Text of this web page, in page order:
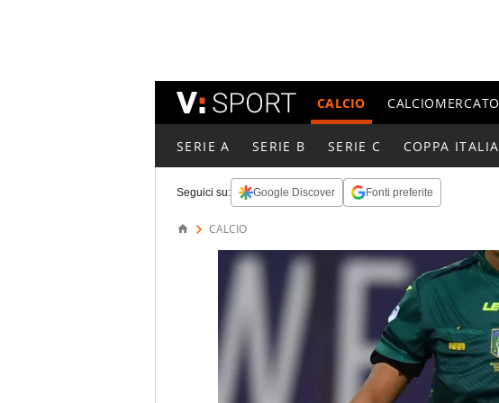
CALCIO CALCIOMERCATO
SERIE A SERIE B SERIE C COPPA ITALIA
Seguici su: Google Discover Fonti preferite
CALCIO